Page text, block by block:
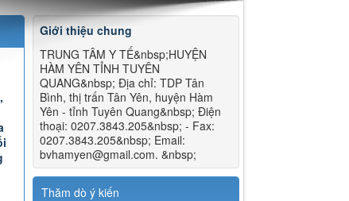
Giới thiệu chung
TRUNG TÂM Y TẾ&nbsp;HUYỆN
HÀM YÊN TỈNH TUYÊN
QUANG&nbsp; Địa chỉ: TDP Tân
Bình, thị trấn Tân Yên, huyện Hàm
Yên - tỉnh Tuyên Quang&nbsp; Điện
thoại: 0207.3843.205&nbsp; - Fax:
0207.3843.205&nbsp; Email:
bvhamyen@gmail.com. &nbsp;
Thăm dò ý kiến